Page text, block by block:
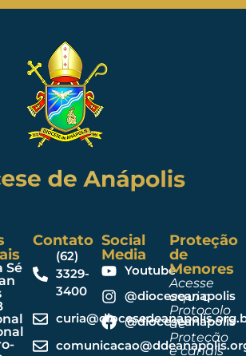
Sé
Contato
(62)
3329-
3400
Social
Media
Youtube
@dioceseanapolis
@dioceseanapolis
Proteção
de
Menores
Acesse
aqui o
Protocolo
de
Proteção
e canais